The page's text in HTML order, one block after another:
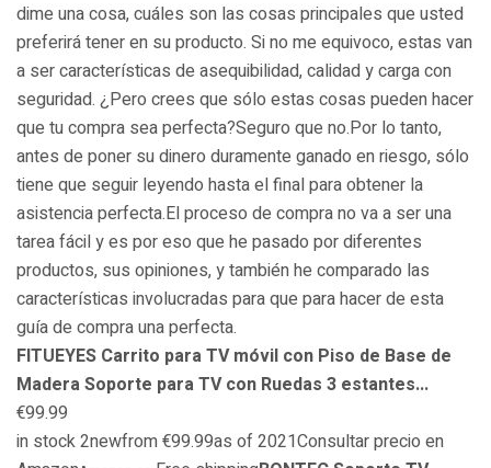
dime una cosa, cuáles son las cosas principales que usted
preferirá tener en su producto. Si no me equivoco, estas van
a ser características de asequibilidad, calidad y carga con
seguridad. ¿Pero crees que sólo estas cosas pueden hacer
que tu compra sea perfecta?Seguro que no.Por lo tanto,
antes de poner su dinero duramente ganado en riesgo, sólo
tiene que seguir leyendo hasta el final para obtener la
asistencia perfecta.El proceso de compra no va a ser una
tarea fácil y es por eso que he pasado por diferentes
productos, sus opiniones, y también he comparado las
características involucradas para que para hacer de esta
guía de compra una perfecta.
FITUEYES Carrito para TV móvil con Piso de Base de
Madera Soporte para TV con Ruedas 3 estantes...
€99.99
in stock 2newfrom €99.99as of 2021Consultar precio en